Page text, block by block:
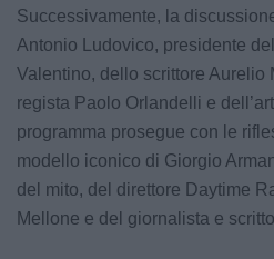
Successivamente, la
Antonio Ludovico, presidente
Valentino, dello scrittore Aurelio
regista Paolo Orlandelli e
programma prosegue con le
modello iconico di Giorgio
del mito, del direttore Daytime
Mellone e del giornalista e